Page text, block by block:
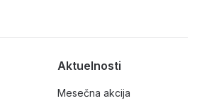
Aktuelnosti
Mesečna akcija